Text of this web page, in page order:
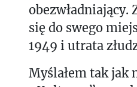
obezwładniający.
się do swego
1949 i utrata
Myślałem tak jak